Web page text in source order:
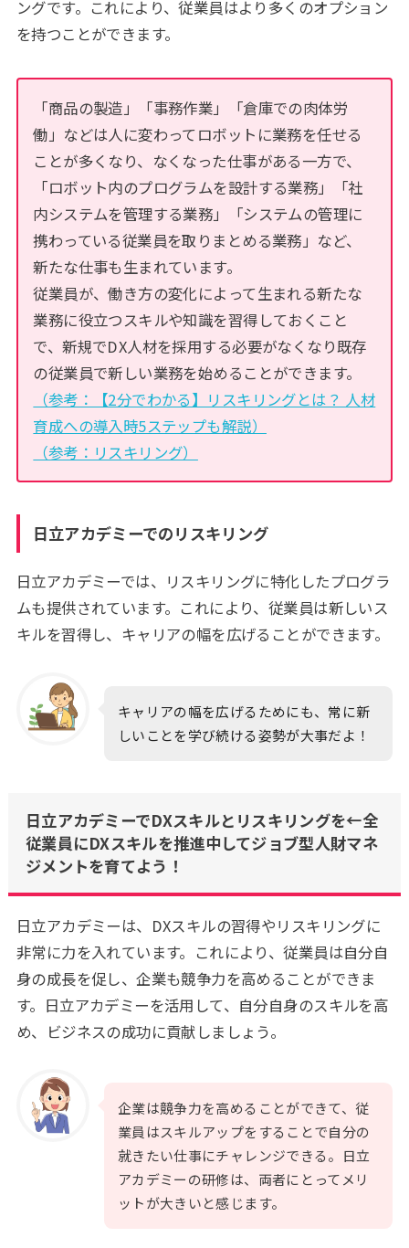
ングです。これにより、従業員はより多くのオプション
を持つことができます。
「商品の製造」「事務作業」「倉庫での肉体労
働」などは人に変わってロボットに業務を任せる
ことが多くなり、なくなった仕事がある一方で、
「ロボット内のプログラムを設計する業務」「社
内システムを管理する業務」「システムの管理に
携わっている従業員を取りまとめる業務」など、
新たな仕事も生まれています。
従業員が、働き方の変化によって生まれる新たな
業務に役立つスキルや知識を習得しておくこと
で、新規でDX人材を採用する必要がなくなり既存
の従業員で新しい業務を始めることができます。
（参考：【2分でわかる】リスキリングとは？ 人材
育成への導入時5ステップも解説）
（参考：リスキリング）
日立アカデミーでのリスキリング
日立アカデミーでは、リスキリングに特化したプログラ
ムも提供されています。これにより、従業員は新しいス
キルを習得し、キャリアの幅を広げることができます。
キャリアの幅を広げるためにも、常に新
しいことを学び続ける姿勢が大事だよ！
日立アカデミーでDXスキルとリスキリングを←全
従業員にDXスキルを推進中してジョブ型人財マネ
ジメントを育てよう！
日立アカデミーは、DXスキルの習得やリスキリングに
非常に力を入れています。これにより、従業員は自分自
身の成長を促し、企業も競争力を高めることができま
す。日立アカデミーを活用して、自分自身のスキルを高
め、ビジネスの成功に貢献しましょう。
企業は競争力を高めることができて、従
業員はスキルアップをすることで自分の
就きたい仕事にチャレンジできる。日立
アカデミーの研修は、両者にとってメリ
ットが大きいと感じます。